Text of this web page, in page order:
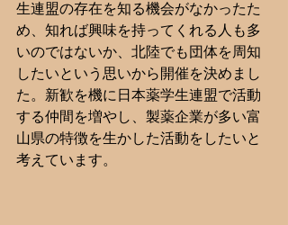
生連盟の存在を知る機会がなかったた
め、知れば興味を持ってくれる人も多
いのではないか、北陸でも団体を周知
したいという思いから開催を決めまし
た。 新歓を機に日本薬学生連盟で活動
する仲間を増やし、製薬企業が多い富
山県の特徴を生かした活動をしたいと
考えています。